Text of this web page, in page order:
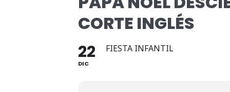
CORTE INGLÉS
22
DIC
FIESTA INFANTIL